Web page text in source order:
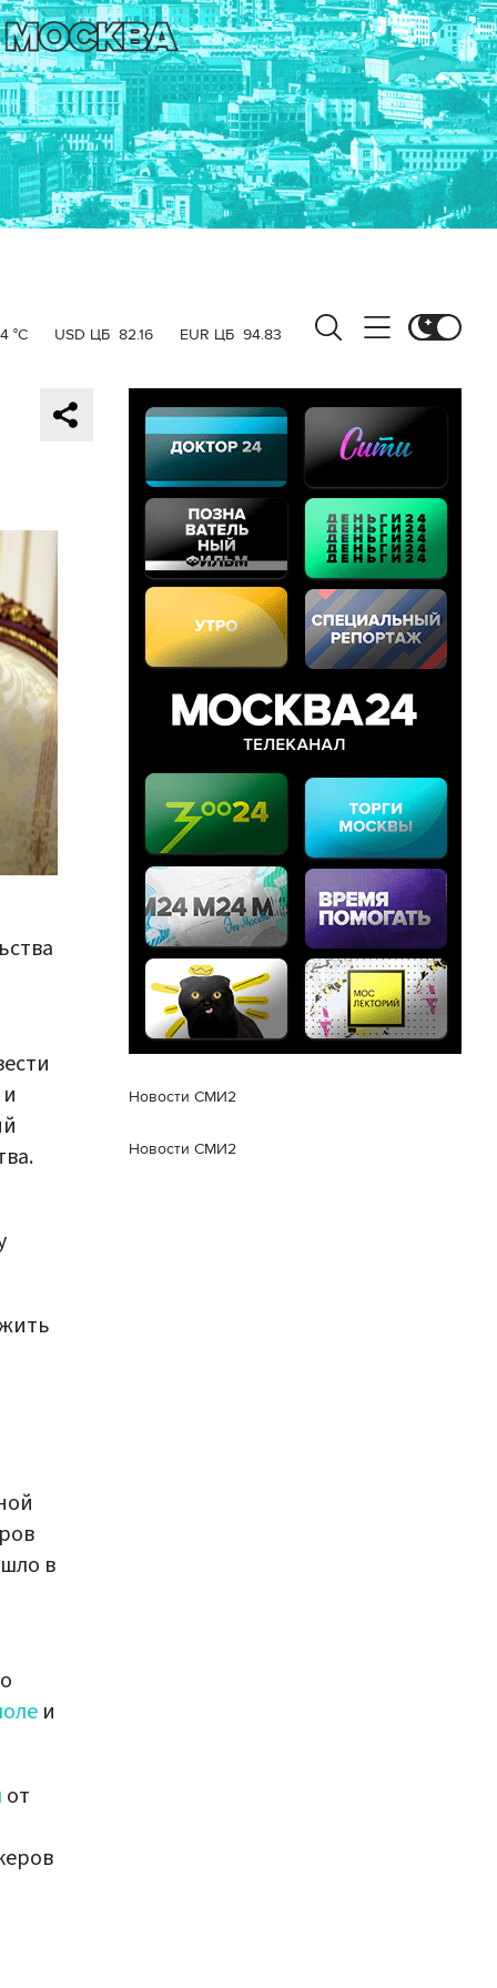
°C USD ЦБ 82.16 EUR ЦБ 94.83
в
и
от
Новости СМИ2
Новости СМИ2